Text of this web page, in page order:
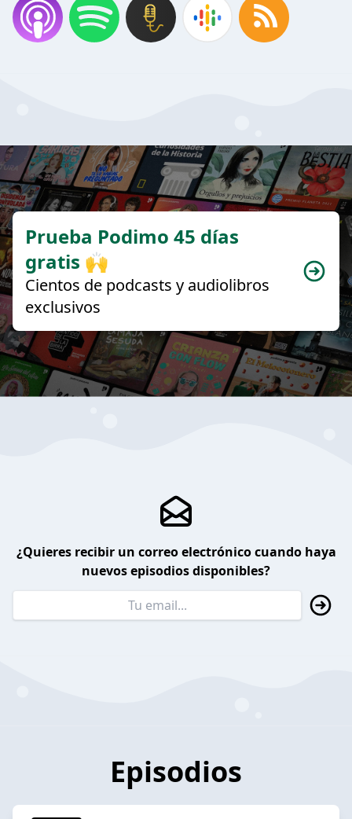
Prueba Podimo 45 días
gratis 🙌
Cientos de podcasts y audiolibros
exclusivos
¿Quieres recibir un correo electrónico cuando haya
nuevos episodios disponibles?
Episodios